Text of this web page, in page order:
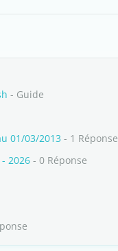
- Guide
01/03/2013 - 1 Réponse
2026 - 0 Réponse